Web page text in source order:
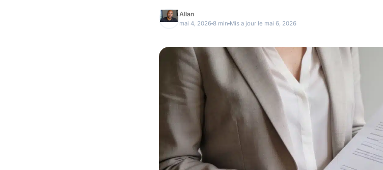
Allan
mai 4, 2026 8 min Mis a jour le mai 6, 2026